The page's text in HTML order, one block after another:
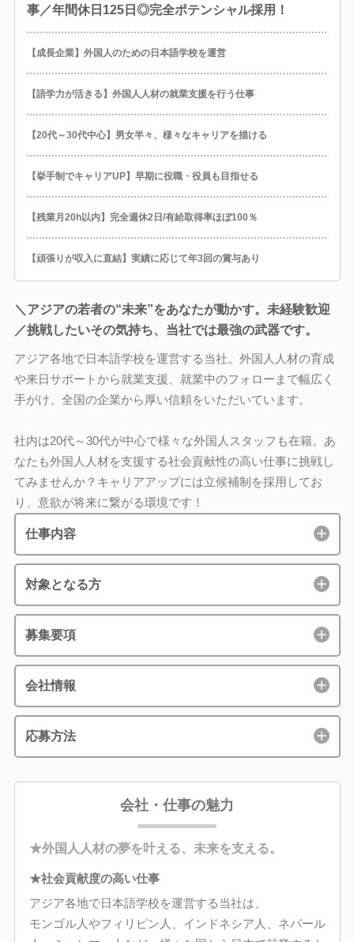
事／年間休日125日◎完全ポテンシャル採用！
【成長企業】外国人のための日本語学校を運営
【語学力が活きる】外国人人材の就業支援を行う仕事
【20代～30代中心】男女半々、様々なキャリアを描ける
【挙手制でキャリアUP】早期に役職・役員も目指せる
【残業月20h以内】完全週休2日/有給取得率ほぼ100％
【頑張りが収入に直結】実績に応じて年3回の賞与あり
＼アジアの若者の“未来”をあなたが動かす。未経験歓迎
／挑戦したいその気持ち、当社では最強の武器です。
アジア各地で日本語学校を運営する当社。外国人人材の育成
や来日サポートから就業支援、就業中のフォローまで幅広く
手がけ、全国の企業から厚い信頼をいただいています。
社内は20代～30代が中心で様々な外国人スタッフも在籍。あ
なたも外国人人材を支援する社会貢献性の高い仕事に挑戦し
てみませんか？キャリアアップには立候補制を採用してお
り、意欲が将来に繋がる環境です！
仕事内容
対象となる方
募集要項
会社情報
応募方法
会社・仕事の魅力
★外国人人材の夢を叶える、未来を支える。
★社会貢献度の高い仕事
アジア各地で日本語学校を運営する当社は、
モンゴル人やフィリピン人、インドネシア人、ネパール